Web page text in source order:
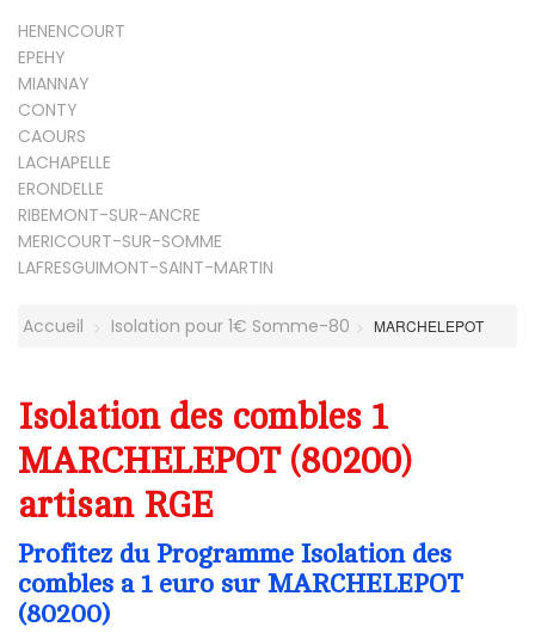
HENENCOURT
EPEHY
MIANNAY
CONTY
CAOURS
LACHAPELLE
ERONDELLE
RIBEMONT-SUR-ANCRE
MERICOURT-SUR-SOMME
LAFRESGUIMONT-SAINT-MARTIN
Accueil Isolation pour 1€ Somme-80 MARCHELEPOT
Isolation des combles 1
MARCHELEPOT (80200)
artisan RGE
Profitez du Programme Isolation des
combles a 1 euro sur MARCHELEPOT
(80200)